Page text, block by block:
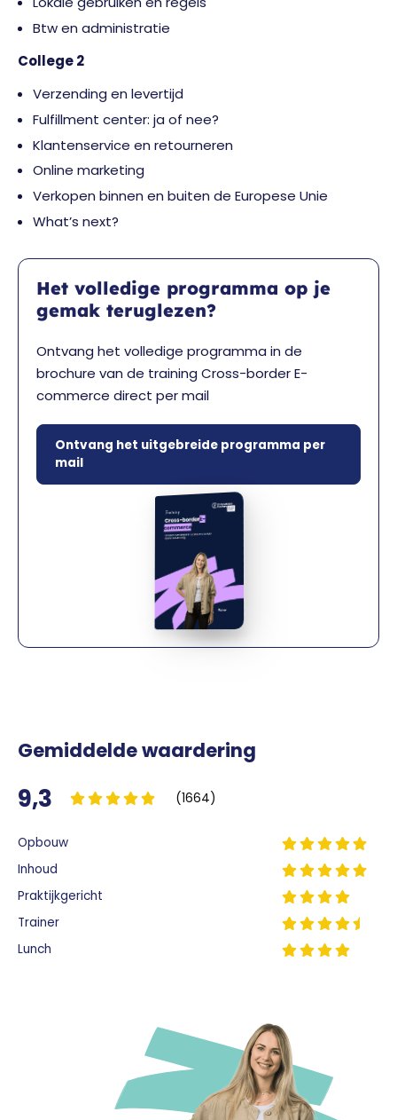
Btw en administratie
College 2
Verzending en levertijd
Fulfillment center: ja of nee?
Klantenservice en retourneren
Online marketing
Verkopen binnen en buiten de Europese Unie
What’s next?
Het volledige programma op je
gemak teruglezen?
Ontvang het volledige programma in de
brochure van de training Cross-border E-
commerce direct per mail
Ontvang het uitgebreide programma per
mail
Gemiddelde waardering
9,3 (1664)
Opbouw
Inhoud
Praktijkgericht
Trainer
Lunch